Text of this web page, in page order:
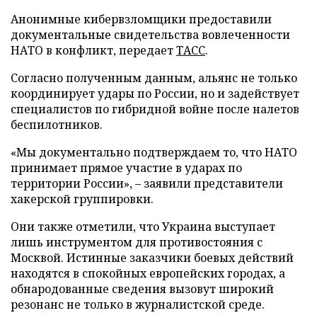
Анонимные кибервзломщики предоставили
документальные свидетельства вовлеченности
НАТО в конфликт, передаетТАСС.
Согласно полученным данным, альянс не только
координирует удары по России, но и задействует
специалистов по гибридной войне после налетов
беспилотников.
«Мы документально подтверждаем то, что НАТО
принимает прямое участие в ударах по
территории России», – заявили представители
хакерской группировки.
Они также отметили, что Украина выступает
лишь инструментом для противостояния с
Москвой. Истинные заказчики боевых действий
находятся в спокойных европейских городах, а
обнародованные сведения вызовут широкий
резонанс не только в журналистской среде.